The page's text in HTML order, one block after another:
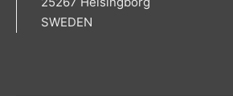
SWEDEN